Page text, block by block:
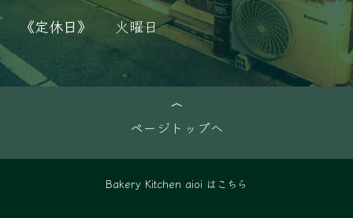
《定休日》
火曜日
ページトップへ
Bakery Kitchen aioi はこちら